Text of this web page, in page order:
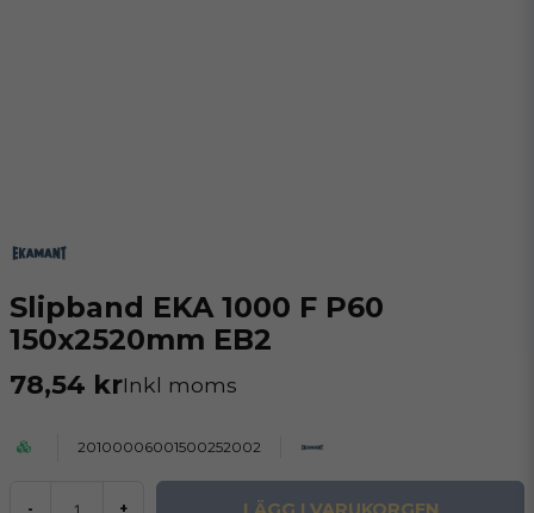
Slipband EKA 1000 F P60
150x2520mm EB2
78,54 krInkl moms
20100006001500252002
- +